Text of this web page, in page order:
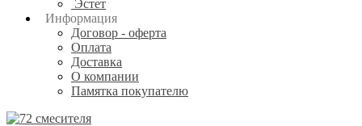
Эстет
Информация
Договор - оферта
Оплата
Доставка
О компании
Памятка покупателю